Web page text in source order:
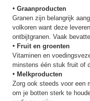
• Graanproducten
Granen zijn belangrijk
volkoren want deze
ontbijtgranen. Vaak
• Fruit en groenten
Vitaminen en
minstens één stuk fruit of
• Melkproducten
Zorg ook steeds voor een
om je botten sterk te